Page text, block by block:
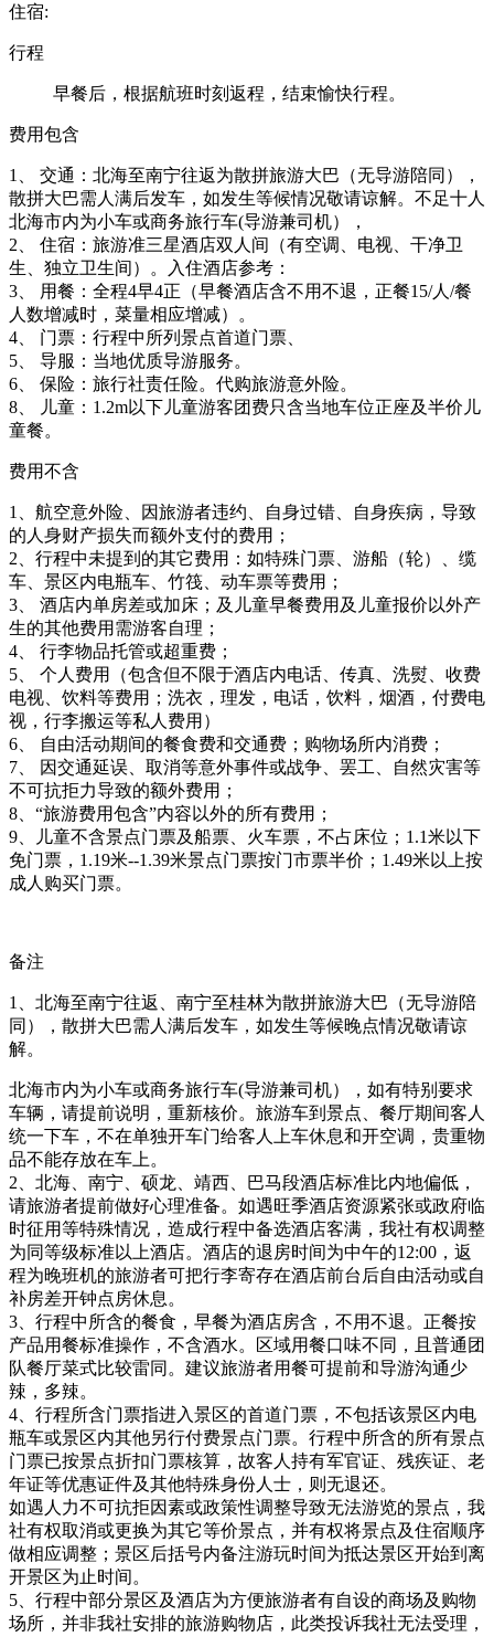
住宿:
行程
早餐后，根据航班时刻返程，结束愉快行程。
费用包含
1、 交通：北海至南宁往返为散拼旅游大巴（无导游陪同），
散拼大巴需人满后发车，如发生等候情况敬请谅解。 不足十人
北海市内为小车或商务旅行车(导游兼司机）
，
2、
住宿： 旅游准三星酒店双人间（有空调、电视、干净卫
生、独立卫生间）。入住酒店参考：
3、
用餐： 全程4早4正（早餐酒店含不用不退，正餐15/人/餐
人数增减时，菜量相应增减）。
4、
门票： 行程中所列景点首道门票、
5、
导服： 当地优质导游服务。
6、 保险： 旅行社责任险。代购旅游意外险。
8、
儿童： 1.2m以下儿童游客团费只含当地车位正座及半价儿
童餐。
费用不含
1、航空意外险、因旅游者违约、自身过错、自身疾病，导致
的人身财产损失而额外支付的费用；
2、 行程中未提到的其它费用：如特殊门票、游船（轮）、缆
车 、景区内电瓶车 竹筏、动车票等费用 ；
3、
酒店内单房差或加床； 及 儿童早餐费用及儿童报价以外产
生的其他费用需游客自理；
4
行李物品托管或超重费；
5
个人费用（包含但不限于酒店内电话、传真、洗熨、收费
电视、饮料等费用；洗衣，理发，电话，饮料，烟酒，付费电
视，行李搬运等私人费用）
6
自由活动期间的餐食费和交通费； 购物场所内消费；
7
因交通延误、取消等意外事件或战争、罢工、自然灾害等
不可抗拒力导致的额外费用；
8、 “旅游费用包含”内容以外的所有费用；
9、
儿童不含景点门票及船票、火车票，不占床位； 1.1米以下
免门票，1.19米--1.39米景点门票按门市票半价；1.49米以上按
成人购买门票。
备注
1、北海至南宁往返、南宁至桂林为散拼旅游大巴（无导游陪
同），散拼大巴需人满后发车，如发生等候晚点情况敬请谅
解。
北海市内为小车或商务旅行车(导游兼司机），如有特别要求
车辆，请提前说明，重新核价。旅游车到景点、餐厅期间客人
统一下车，不在单独开车门给客人上车休息和开空调，贵重物
品不能存放在车上。
2、 北海、南宁、硕龙、靖西、巴马段酒店标准比内地偏低，
请旅游者提前做好心理准备。如遇旺季酒店资源紧张或政府临
时征用等特殊情况， 造成行程中备选酒店客满， 我社有权调整
为同等级标准以上酒店。 酒店的退房时间为中午的12:00 ，返
程为晚班机的旅游者可把行李寄存在酒店前台后自由活动或自
补房差开钟点房休息。
3、 行程中所含的餐食，早餐为酒店房含，不用不退。正餐按
产品用餐标准操作，不含酒水。
区域用餐口味不同 ，
且普通团
队餐厅菜式比较雷同。建议旅游者用餐可提前和导游沟通少
辣，多辣。
4、 行程所含门票指进入景区的首道门票，不包括该景区内电
瓶车或景区内其他另行付费景点门票。 行程中所含的所有景点
门票已按景点折扣门票核算，故客人持有军官证、残疾证、老
年证等优惠证件及其他特殊身份人士，则无退还。
如遇人力不可抗拒因素或政策性调整导致无法游览的景点，我
社有权取消或更换为其它等价景点，并有权将景点及住宿顺序
做相应调整； 景区后括号内备注游玩时间为抵达景区开始到离
开景区为止时间。
5、 行程中部分景区及酒店为方便旅游者有自设的商场及购物
场所， 并非我社安排的旅游购物店，此类投诉我社无法受理，